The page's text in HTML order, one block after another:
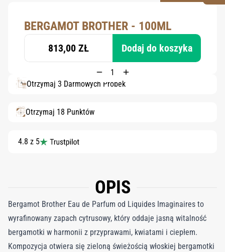
BERGAMOT BROTHER - 100ML
813,00 ZŁ Dodaj do koszyka
Otrzymaj 3 Darmowych Próbek
Otrzymaj 18 Punktów
4.8 z 5
OPIS
Bergamot Brother Eau de Parfum od Liquides Imaginaires to
wyrafinowany zapach cytrusowy, który oddaje jasną witalność
bergamotki w harmonii z przyprawami, kwiatami i ciepłem.
Kompozycja otwiera się zieloną świeżością włoskiej bergamotki